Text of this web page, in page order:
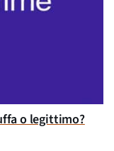
o legittimo?